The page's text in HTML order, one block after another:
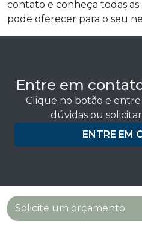
contato e conheça todas
pode oferecer para o seu
Entre em
Clique no botão e
dúvidas ou
ENTRE EM
Solicite um orçamento